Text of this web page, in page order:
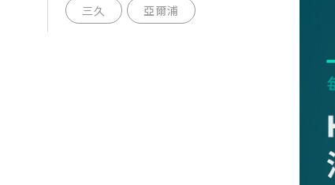
三久
亞爾浦